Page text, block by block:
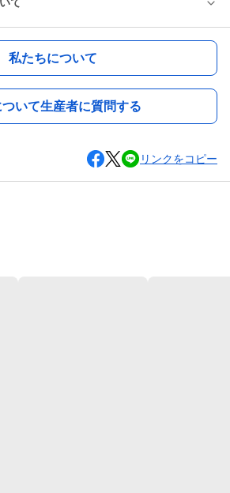
私たちについて
いて生産者に質問する
リンクをコピー